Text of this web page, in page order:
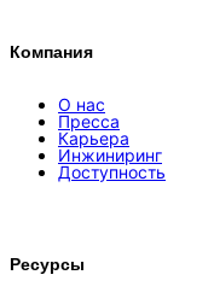
Компания
О нас
Пресса
Карьера
Инжиниринг
Доступность
Ресурсы